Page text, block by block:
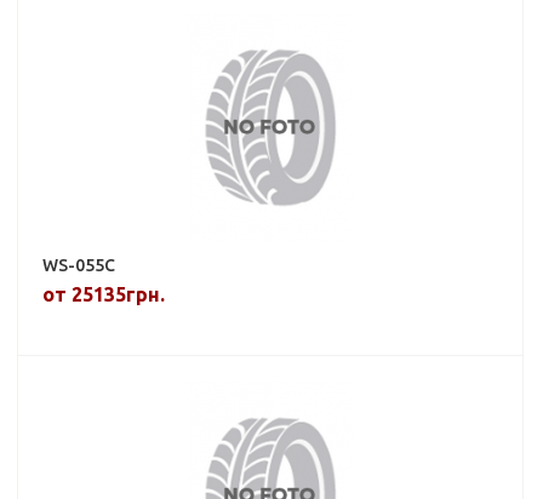
WS-055C
от 25135грн.